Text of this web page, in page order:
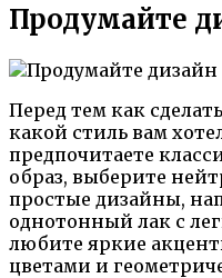
Продумайте
Перед тем как
какой стиль вам
предпочитаете
образ, выберите
простые дизайны,
однотонный лак с
любите яркие
цветами и